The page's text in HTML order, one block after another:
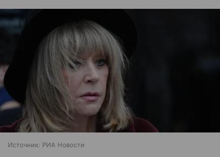
Источник: РИА Новости